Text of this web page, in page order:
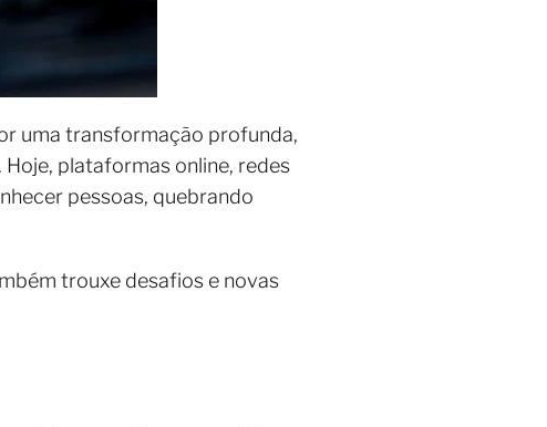
uma transformação profunda,
plataformas online, redes
pessoas, quebrando
trouxe desafios e novas